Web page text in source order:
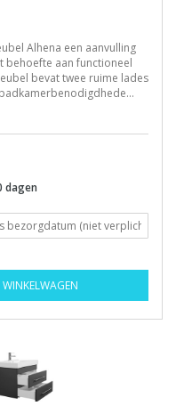
Alhena een aanvulling
behoefte aan functioneel
bevat twee ruime lades
dagen
WINKELWAGEN